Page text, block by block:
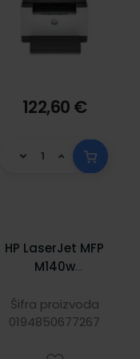
122,60 €
HP LaserJet MFP
M140w
A4, 600×600dpi,
21 str./min, 64MB,
Šifra proizvoda
0194850677267